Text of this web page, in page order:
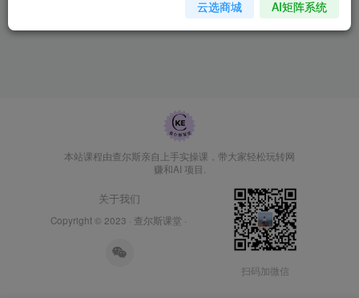
本站课程由查尔斯亲自上手实操课，带大家轻松玩转网
赚和AI 项目.
关于我们
Copyright © 2023 · 查尔斯课堂 ·
扫码加微信
云选商城 AI矩阵系统